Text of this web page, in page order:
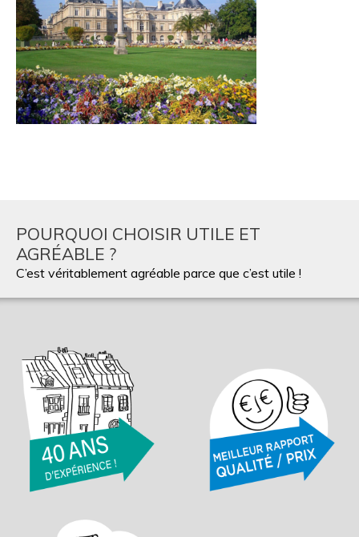
POURQUOI CHOISIR UTILE ET
AGRÉABLE ?
C’est véritablement agréable parce que c’est utile !